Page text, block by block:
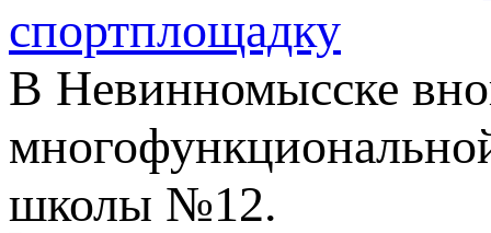
спортплощадку
В Невинномысске
школы №12.